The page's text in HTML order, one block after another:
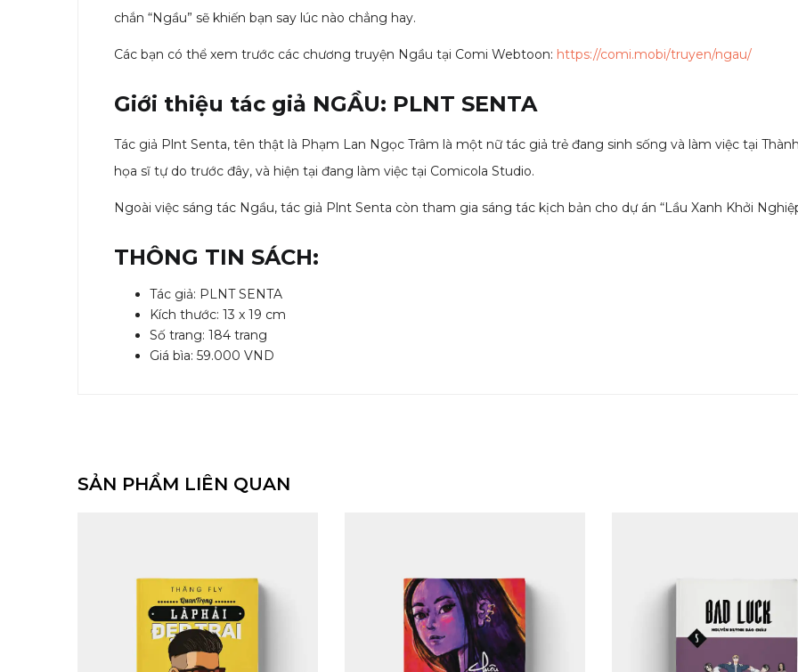
chắn “Ngầu” sẽ khiến bạn say lúc nào chẳng hay.
Các bạn có thể xem trước các chương truyện Ngầu tại Comi Webtoon: https://comi.mobi/truyen/ngau/
Giới thiệu tác giả NGẦU: PLNT SENTA
Tác giả Plnt Senta, tên thật là Phạm Lan Ngọc Trâm là một nữ tác giả trẻ đang sinh sống và làm việc tại
họa sĩ tự do trước đây, và hiện tại đang làm việc tại Comicola Studio.
Ngoài việc sáng tác Ngầu, tác giả Plnt Senta còn tham gia sáng tác kịch bản cho dự án “Lầu Xanh Khởi
THÔNG TIN SÁCH:
Tác giả: PLNT SENTA
Kích thước: 13 x 19 cm
Số trang: 184 trang
Giá bìa: 59.000 VND
SẢN PHẨM LIÊN QUAN